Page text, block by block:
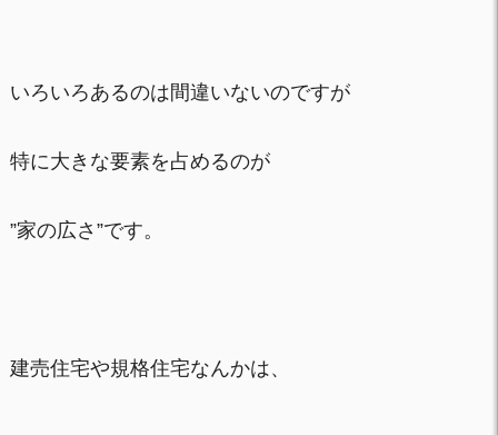
いろいろあるのは間違いないのですが
特に大きな要素を占めるのが
”家の広さ”です。
建売住宅や規格住宅なんかは、